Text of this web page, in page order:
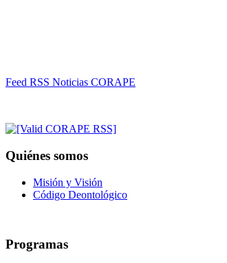
Feed RSS Noticias CORAPE
Quiénes somos
Misión y Visión
Código Deontológico
Programas